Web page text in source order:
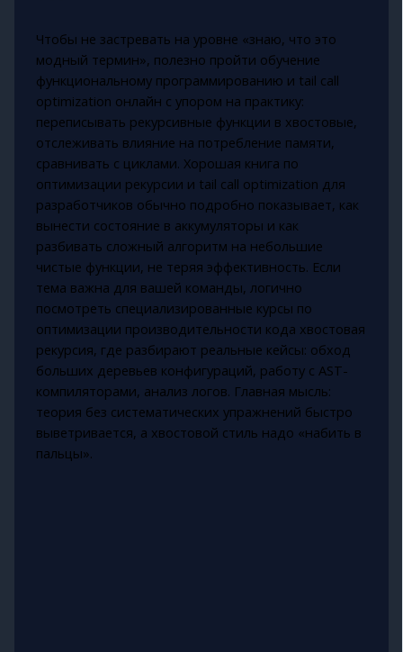
Чтобы не застревать на уровне «знаю, что это
модный термин», полезно пройти обучение
функциональному программированию и tail call
optimization онлайн с упором на практику:
переписывать рекурсивные функции в хвостовые,
отслеживать влияние на потребление памяти,
сравнивать с циклами. Хорошая книга по
оптимизации рекурсии и tail call optimization для
разработчиков обычно подробно показывает, как
вынести состояние в аккумуляторы и как
разбивать сложный алгоритм на небольшие
чистые функции, не теряя эффективность. Если
тема важна для вашей команды, логично
посмотреть специализированные курсы по
оптимизации производительности кода хвостовая
рекурсия, где разбирают реальные кейсы: обход
больших деревьев конфигураций, работу с AST-
компиляторами, анализ логов. Главная мысль:
теория без систематических упражнений быстро
выветривается, а хвостовой стиль надо «набить в
пальцы».